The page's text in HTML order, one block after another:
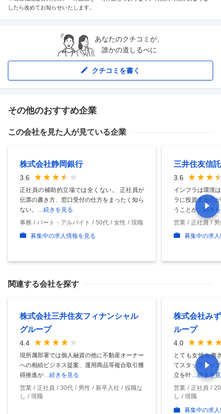
したら改めてお知らせいたします。
あなたのクチコミが、
誰かの道しるべに
クチコミを書く
その他のおすすめ企業
この会社を見た人が見ている企業
株式会社静岡銀行
3.6
正社員の補助的立場では全くない。 正社員が
伝票の書き方、窓口受付の仕方をまったく知ら
ない。
…続きを見る
事務
パート・アルバイト 50代 女性
現職
募集中の求人情報を見る
三井住友信
3.6
インフラは環境
ラに投資するの
うことが …続き
営業
正社員
募集中の求
関連する会社を探す
株式会社三井住友フィナンシャル
グループ
4.4
現所属部署では個人融資の他に不動産オーナー
への相続ビジネス提案、運用商品等複合取引獲
得推進が …続きを見る
営業
正社員 30代 男性 新卒入社
役職な
し
現職
株式会社み
ループ
4.0
とても女性も働
てスタッフアッ
立を叶 …続きを
営業
正社員
し
現職
募集中の求